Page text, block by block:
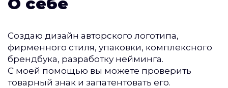
Создаю дизайн авторского логотипа,
фирменного стиля, упаковки, комплексного
брендбука, разработку нейминга.
С моей помощью вы можете проверить
товарный знак и запатентовать его.